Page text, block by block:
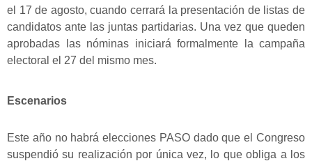
el 17 de agosto, cuando cerrará la presentación de listas de
candidatos ante las juntas partidarias. Una vez que queden
aprobadas las nóminas iniciará formalmente la campaña
electoral el 27 del mismo mes.
Escenarios
Este año no habrá elecciones PASO dado que el Congreso
suspendió su realización por única vez, lo que obliga a los